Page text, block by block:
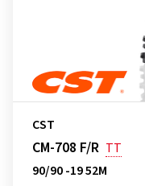
CST
CM-708 F/R TT
90/90 -19 52M